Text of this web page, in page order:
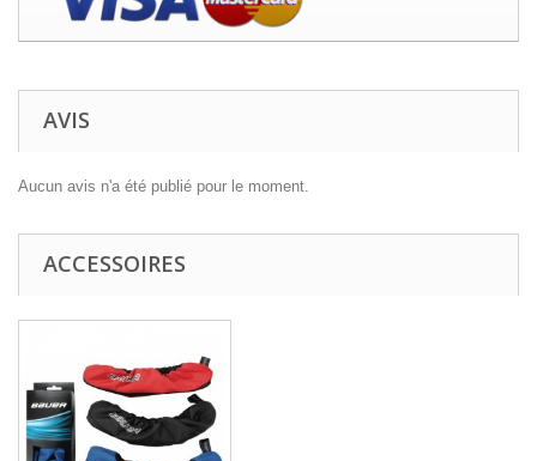
AVIS
Aucun avis n'a été publié pour le moment.
ACCESSOIRES